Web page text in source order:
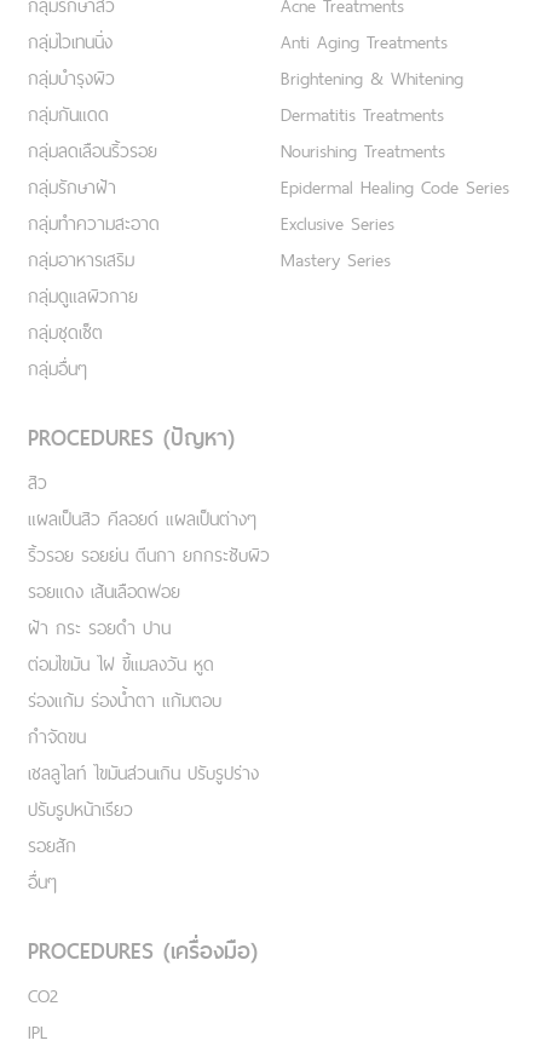
กลุ่มไวเทนนิ่ง
กลุ่มบำรุงผิว
กลุ่มกันแดด
กลุ่มลดเลือนริ้วรอย
กลุ่มรักษาฝ้า
กลุ่มทำความสะอาด
กลุ่มอาหารเสริม
กลุ่มดูแลผิวกาย
กลุ่มชุดเซ็ต
กลุ่มอื่นๆ
Anti Aging Treatments
Brightening & Whitening
Dermatitis Treatments
Nourishing Treatments
Epidermal Healing Code Series
Exclusive Series
Mastery Series
PROCEDURES (ปัญหา)
สิว
แผลเป็นสิว คีลอยด์ แผลเป็นต่างๆ
ริ้วรอย รอยย่น ตีนกา ยกกระชับผิว
รอยแดง เส้นเลือดฟอย
ฝ้า กระ รอยดำ ปาน
ต่อมไขมัน ไฝ ขี้แมลงวัน หูด
ร่องแก้ม ร่องน้ำตา แก้มตอบ
กำจัดขน
เชลลูไลท์ ไขมันส่วนเกิน ปรับรูปร่าง
ปรับรูปหน้าเรียว
รอยสัก
อื่นๆ
PROCEDURES (เครื่องมือ)
CO2
IPL